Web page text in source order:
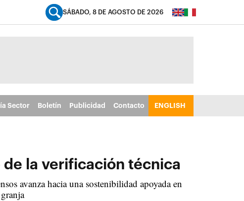
SÁBADO, 8 DE AGOSTO DE 2026
Sector Boletín Publicidad Contacto ENGLISH
de la verificación técnica
avanza hacia una sostenibilidad apoyada en